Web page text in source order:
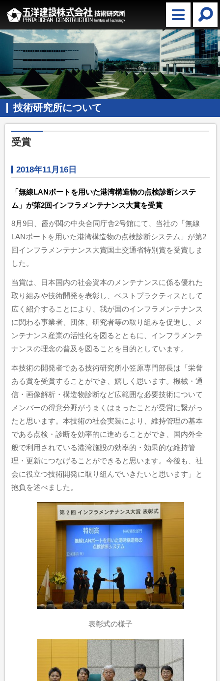
技術研究所について
受賞
2018年11月16日
「無線LANボートを用いた港湾構造物の点検診断システ
ム」が第2回インフラメンテナンス大賞を受賞
8月9日、霞が関の中央合同庁舎2号館にて、当社の「無線
LANボートを用いた港湾構造物の点検診断システム」が第2
回インフラメンテナンス大賞国土交通省特別賞を受賞しま
した。
当賞は、日本国内の社会資本のメンテナンスに係る優れた
取り組みや技術開発を表彰し、ベストプラクティスとして
広く紹介することにより、我が国のインフラメンテナンス
に関わる事業者、団体、研究者等の取り組みを促進し、メ
ンテナンス産業の活性化を図るとともに、インフラメンテ
ナンスの理念の普及を図ることを目的としています。
本技術の開発者である技術研究所小笠原専門部長は「栄誉
ある賞を受賞することができ、嬉しく思います。機械・通
信・画像解析・構造物診断など広範囲な必要技術について
メンバーの得意分野がうまくはまったことが受賞に繋がっ
たと思います。本技術の社会実装により、維持管理の基本
である点検・診断を効率的に進めることができ、国内外全
般で利用されている港湾施設の効率的・効果的な維持管
理・更新につなげることができると思います。今後も、社
会に役立つ技術開発に取り組んでいきたいと思います」と
抱負を述べました。
表彰式の様子